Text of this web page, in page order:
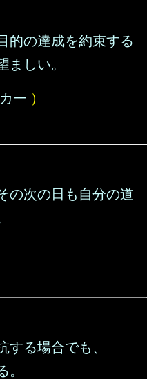
的の達成を約束する
ましい。
ー ）
の次の日も自分の道
する場合でも、
。